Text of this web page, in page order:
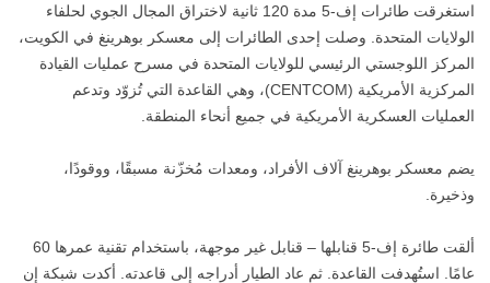
استغرقت طائرات إف-5 مدة 120 ثانية لاختراق المجال الجوي لحلفاء
الولايات المتحدة. وصلت إحدى الطائرات إلى معسكر بوهرينغ في الكويت،
المركز اللوجستي الرئيسي للولايات المتحدة في مسرح عمليات القيادة
المركزية الأمريكية (CENTCOM)، وهي القاعدة التي تُزوّد ​​وتدعم
العمليات العسكرية الأمريكية في جميع أنحاء المنطقة.
يضم معسكر بوهرينغ آلاف الأفراد، ومعدات مُخزّنة مسبقًا، ووقودًا،
وذخيرة.
ألقت طائرة إف-5 قنابلها – قنابل غير موجهة، باستخدام تقنية عمرها 60
عامًا. استُهدفت القاعدة. ثم عاد الطيار أدراجه إلى قاعدته. أكدت شبكة إن